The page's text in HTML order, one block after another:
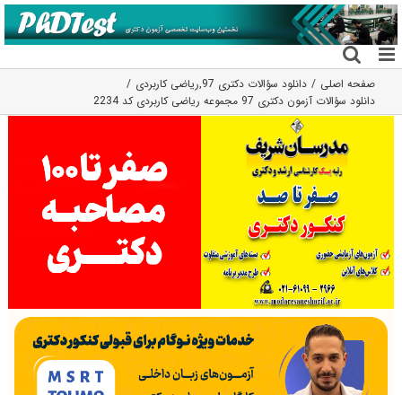
رفتن
به
محتوا
صفحه اصلی دانلود سؤالات دکتری 97 ,ریاضی کاربردی
دانلود سؤالات آزمون دکتری 97 مجموعه ریاضی کاربردی کد 2234